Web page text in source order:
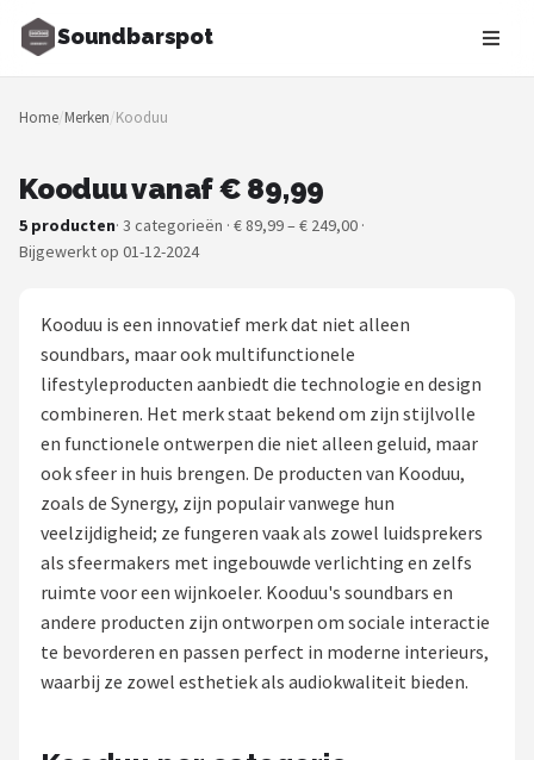
Soundbarspot
Zoeken
NAVIGATIE
Merken
Muziekstijlen
Sonos
JBL
Samsung
POPULAIRE MERKEN
Power Dynamics
Home/Merken/Kooduu
Kooduu vanaf € 89,99
5 producten· 3 categorieën · € 89,99 – € 249,00 ·
Bijgewerkt op 01-12-2024
Kooduu is een innovatief merk dat niet alleen
soundbars, maar ook multifunctionele
lifestyleproducten aanbiedt die technologie en design
combineren. Het merk staat bekend om zijn stijlvolle
en functionele ontwerpen die niet alleen geluid, maar
ook sfeer in huis brengen. De producten van Kooduu,
zoals de Synergy, zijn populair vanwege hun
veelzijdigheid; ze fungeren vaak als zowel luidsprekers
als sfeermakers met ingebouwde verlichting en zelfs
ruimte voor een wijnkoeler. Kooduu's soundbars en
andere producten zijn ontworpen om sociale interactie
te bevorderen en passen perfect in moderne interieurs,
waarbij ze zowel esthetiek als audiokwaliteit bieden.